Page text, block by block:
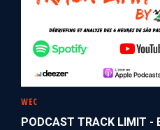
WEC
PODCAST TRACK LIMIT -